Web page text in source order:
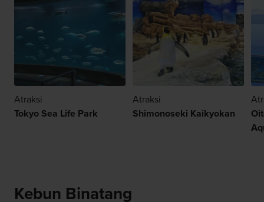
Atraksi
Tokyo Sea Life Park
Atraksi
Shimonoseki Kaikyokan
Kebun Binatang